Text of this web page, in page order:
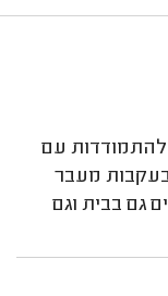
להתמודדות עם
מעבר
גם בבית וגם